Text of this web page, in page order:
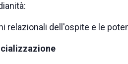
relazionali dell'ospite e le